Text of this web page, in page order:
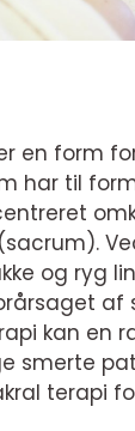
en form
har til
og ryg
af
kan en
smerte
terapi